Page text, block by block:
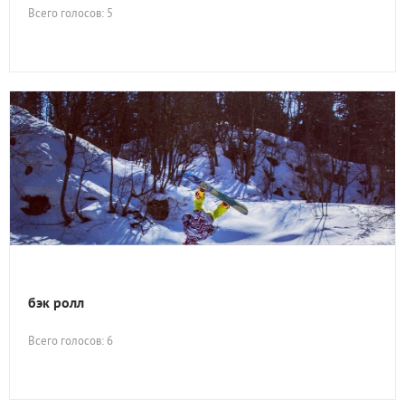
Всего голосов: 5
бэк ролл
Всего голосов: 6